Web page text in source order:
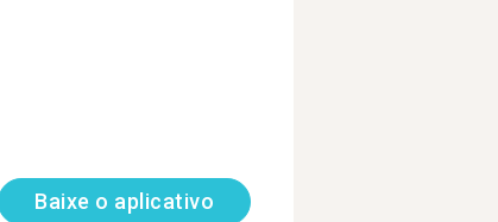
Baixe o aplicativo